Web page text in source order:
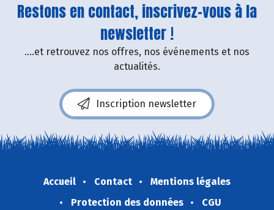
Restons en contact, inscrivez-vous à la
newsletter !
....et retrouvez nos offres, nos événements et nos
actualités.
Inscription newsletter
Accueil Contact
Mentions légales
Protection des données
CGU